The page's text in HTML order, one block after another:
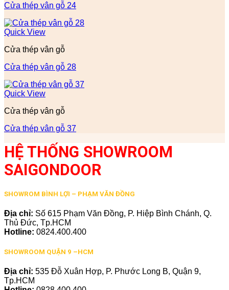
Cửa thép vân gỗ 24
Quick View
Cửa thép vân gỗ
Cửa thép vân gỗ 28
Quick View
Cửa thép vân gỗ
Cửa thép vân gỗ 37
HỆ THỐNG SHOWROOM
SAIGONDOOR
SHOWROM BÌNH LỢI – PHẠM VĂN ĐỒNG
Địa chỉ: Số 615 Phạm Văn Đồng, P. Hiệp Bình Chánh, Q.
Thủ Đức, Tp.HCM
Hotline: 0824.400.400
SHOWROOM QUẬN 9 –HCM
Địa chỉ: 535 Đỗ Xuân Hợp, P. Phước Long B, Quận 9,
Tp.HCM